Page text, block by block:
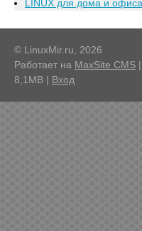
LINUX для дома и офиса
© LinuxMir.ru, 2026
Работает на MaxSite CMS
8,1MB | Вход